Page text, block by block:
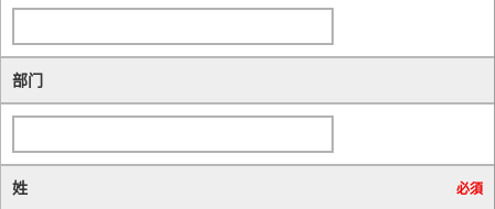
部门
姓 必須